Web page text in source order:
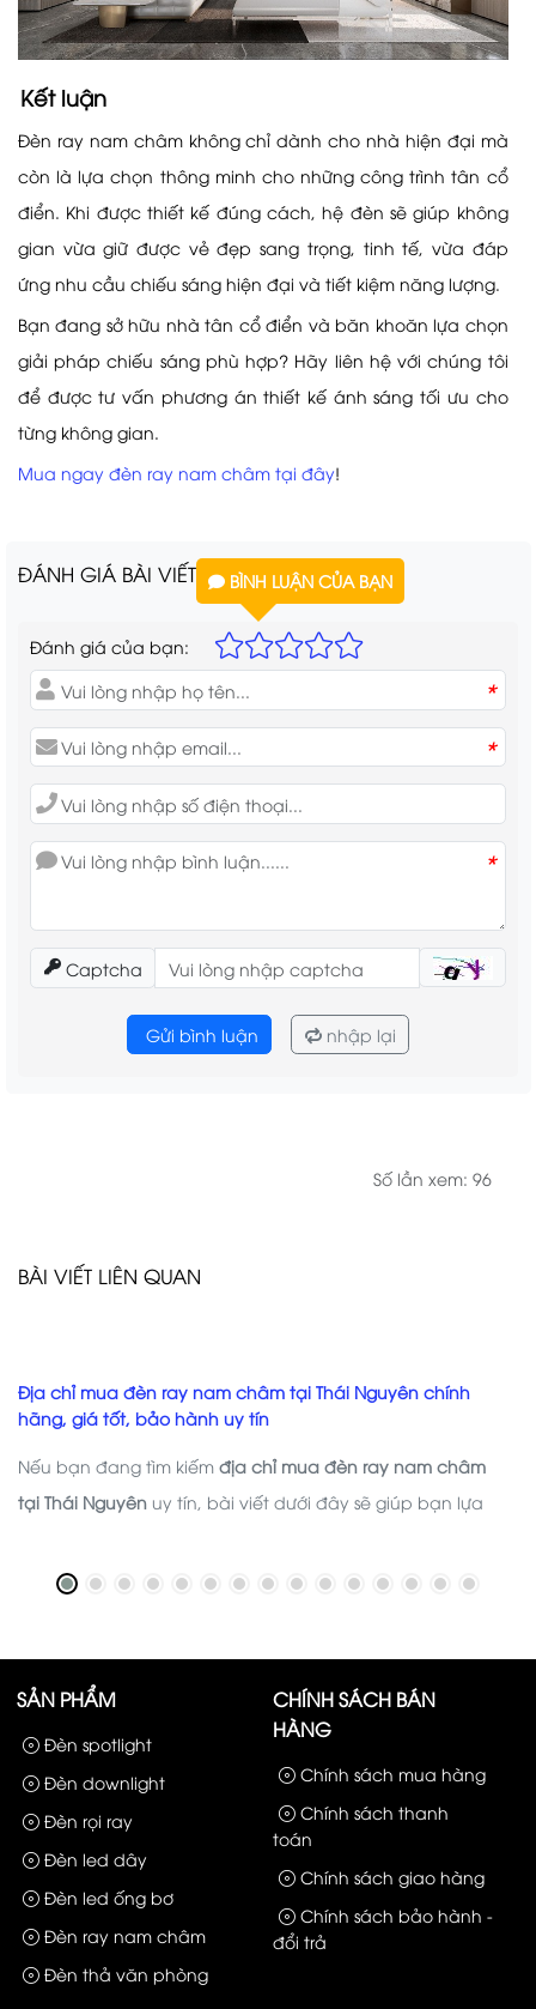
Kết luận
Đèn ray nam châm không chỉ dành cho nhà hiện đại mà
còn là lựa chọn thông minh cho những công trình tân cổ
điển. Khi được thiết kế đúng cách, hệ đèn sẽ giúp không
gian vừa giữ được vẻ đẹp sang trọng, tinh tế, vừa đáp
ứng nhu cầu chiếu sáng hiện đại và tiết kiệm năng lượng.
Bạn đang sở hữu nhà tân cổ điển và băn khoăn lựa chọn
giải pháp chiếu sáng phù hợp? Hãy liên hệ với chúng tôi
để được tư vấn phương án thiết kế ánh sáng tối ưu cho
từng không gian.
Mua ngay đèn ray nam châm tại đây!
ĐÁNH GIÁ BÀI VIẾT BÌNH LUẬN CỦA BẠN
Đánh giá của bạn:
*
*
*
Captcha
Gửi bình luận nhập lại
Số lần xem: 96
BÀI VIẾT LIÊN QUAN
Địa chỉ mua đèn ray nam châm tại Thái Nguyên chính
hãng, giá tốt, bảo hành uy tín
Nếu bạn đang tìm kiếm địa chỉ mua đèn ray nam châm
tại Thái Nguyên uy tín, bài viết dưới đây sẽ giúp bạn lựa
những kinh nghiệm hữu ích trước khi quyết định đầu tư hệ
SẢN PHẨM
Đèn spotlight
Đèn downlight
Đèn rọi ray
Đèn led dây
Đèn led ống bơ
Đèn ray nam châm
Đèn thả văn phòng
CHÍNH SÁCH BÁN
HÀNG
Chính sách mua hàng
Chính sách thanh
toán
Chính sách giao hàng
Chính sách bảo hành -
đổi trả